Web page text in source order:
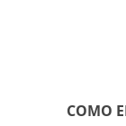
COMO